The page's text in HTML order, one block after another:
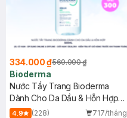
334.000 ₫560.000 ₫
Bioderma
Nước Tẩy Trang Bioderma
Dành Cho Da Dầu & Hỗn Hợp
500ml
4.9 (228)
717/tháng